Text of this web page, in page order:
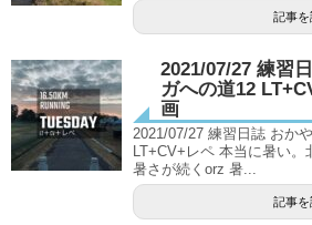
記事を
2021/07/27 練習
ガへの道12
画
2021/07/27 練習日誌 おか
LT+CV+レペ 本当に暑い。
暑さが続くorz 暑...
記事を